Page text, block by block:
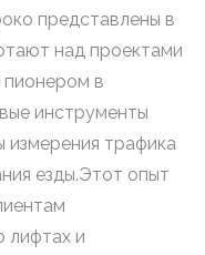
представлены в
над проектами
пионером в
инструменты
измерения трафика
езды.Этот опыт
и